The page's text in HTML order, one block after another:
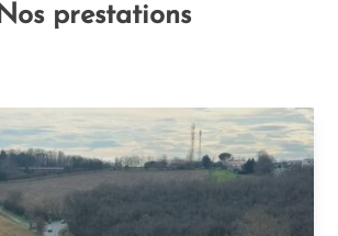
Nos prestations